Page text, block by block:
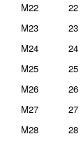
M22
22
M23
23
M24
24
M25
25
M26
26
M27
27
M28
28